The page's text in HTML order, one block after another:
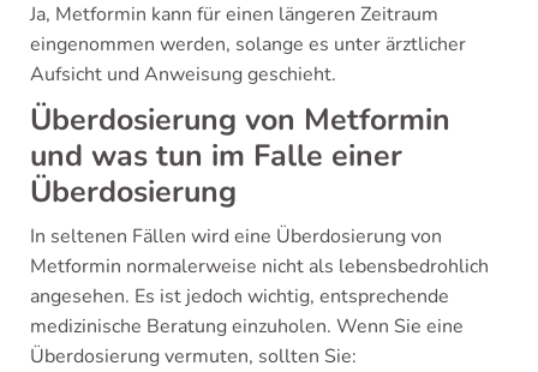
Ja, Metformin kann für einen längeren Zeitraum
eingenommen werden, solange es unter ärztlicher
Aufsicht und Anweisung geschieht.
Überdosierung von Metformin
und was tun im Falle einer
Überdosierung
In seltenen Fällen wird eine Überdosierung von
Metformin normalerweise nicht als lebensbedrohlich
angesehen. Es ist jedoch wichtig, entsprechende
medizinische Beratung einzuholen. Wenn Sie eine
Überdosierung vermuten, sollten Sie: